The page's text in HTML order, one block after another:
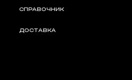
СПРАВОЧНИК
ДОСТАВКА